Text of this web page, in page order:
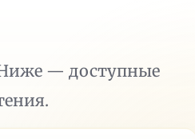
Ниже — доступные